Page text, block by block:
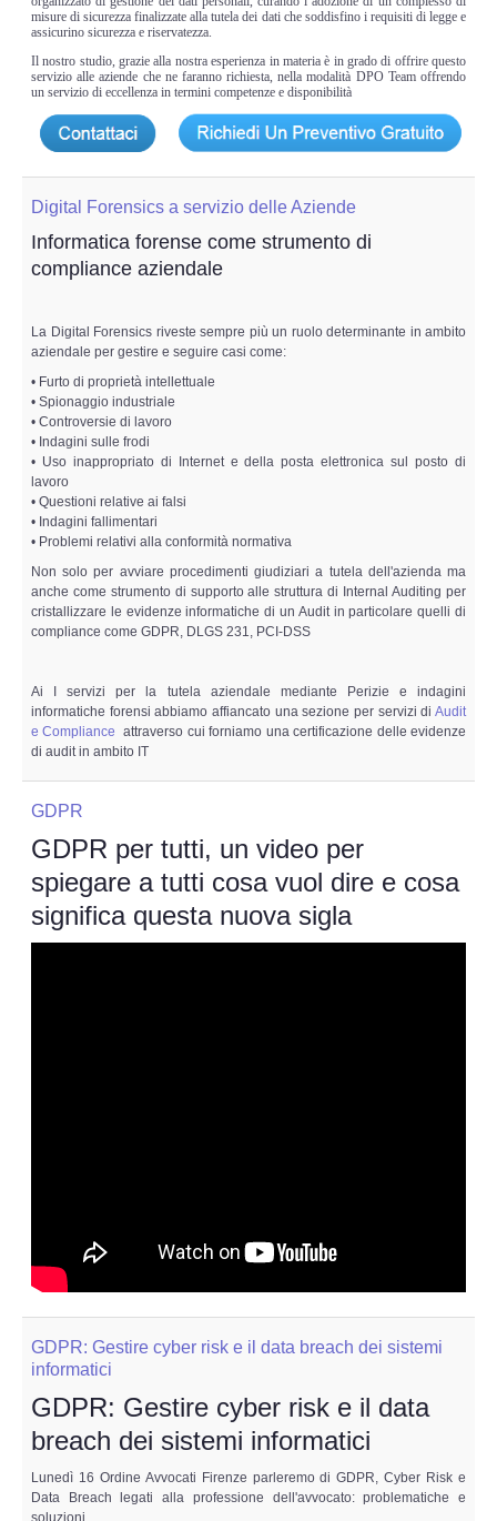
misure di sicurezza finalizzate alla tutela dei dati che soddisfino i requisiti di legge e
assicurino sicurezza e riservatezza.
Il nostro studio, grazie alla nostra esperienza in materia è in grado di offrire questo
servizio alle aziende che ne faranno richiesta, nella modalità DPO Team offrendo
un servizio di eccellenza in termini competenze e disponibilità
Digital Forensics a servizio delle Aziende
Informatica forense come strumento di
compliance aziendale
La Digital Forensics riveste sempre più un ruolo determinante in ambito
aziendale per gestire e seguire casi come:
• Furto di proprietà intellettuale
• Spionaggio industriale
• Controversie di lavoro
• Indagini sulle frodi
• Uso inappropriato di Internet e della posta elettronica sul posto di
lavoro
• Questioni relative ai falsi
• Indagini fallimentari
• Problemi relativi alla conformità normativa
Non solo per avviare procedimenti giudiziari a tutela dell'azienda ma
anche come strumento di supporto alle struttura di Internal Auditing per
cristallizzare le evidenze informatiche di un Audit in particolare quelli di
compliance come GDPR, DLGS 231, PCI-DSS
Ai I servizi per la tutela aziendale mediante Perizie e indagini
informatiche forensi abbiamo affiancato una sezione per servizi di Audit
e Compliance attraverso cui forniamo una certificazione delle evidenze
di audit in ambito IT
GDPR
GDPR per tutti, un video per
spiegare a tutti cosa vuol dire e cosa
significa questa nuova sigla
GDPR: Gestire cyber risk e il data breach dei sistemi
informatici
GDPR: Gestire cyber risk e il data
breach dei sistemi informatici
Lunedì 16 Ordine Avvocati Firenze parleremo di GDPR, Cyber Risk e
Data Breach legati alla professione dell'avvocato: problematiche e